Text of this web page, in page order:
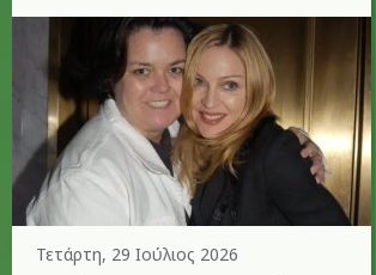
Τετάρτη, 29 Ιούλιος 2026